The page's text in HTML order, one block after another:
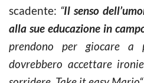
scadente: “Il senso
alla sue educazione in
prendono per giocare a
dovrebbero accettare